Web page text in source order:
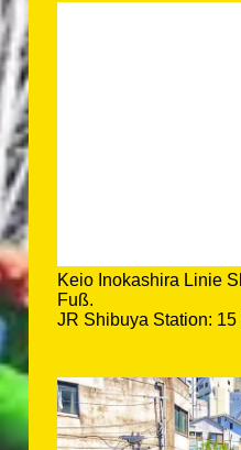
Keio Inokashira Linie
Fuß.
JR Shibuya Station: